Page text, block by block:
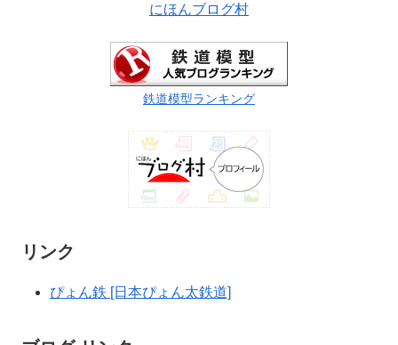
にほんブログ村
鉄道模型ランキング
リンク
ぴょん鉄 [日本ぴょん太鉄道]